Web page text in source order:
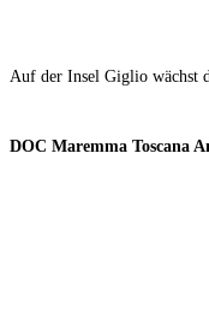
Auf der Insel Giglio wächst
DOC Maremma Toscana